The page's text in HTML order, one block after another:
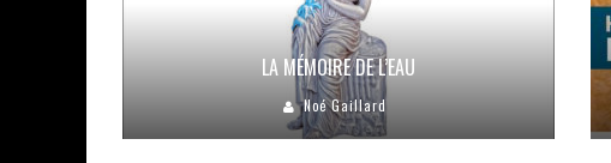
LA MÉMOIRE DE L’EAU
Noé Gaillard